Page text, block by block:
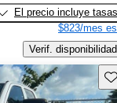
El precio incluye tasas
$823/mes
Verif. disponibilidad